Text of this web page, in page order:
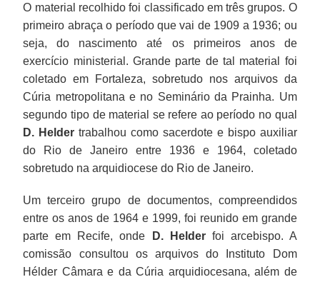
O material recolhido foi classificado em três grupos. O
primeiro abraça o período que vai de 1909 a 1936; ou
seja, do nascimento até os primeiros anos de
exercício ministerial. Grande parte de tal material foi
coletado em Fortaleza, sobretudo nos arquivos da
Cúria metropolitana e no Seminário da Prainha. Um
segundo tipo de material se refere ao período no qual
D. Helder trabalhou como sacerdote e bispo auxiliar
do Rio de Janeiro entre 1936 e 1964, coletado
sobretudo na arquidiocese do Rio de Janeiro.
Um terceiro grupo de documentos, compreendidos
entre os anos de 1964 e 1999, foi reunido em grande
parte em Recife, onde
D. Helderfoi arcebispo. A
comissão consultou os arquivos do Instituto Dom
Hélder Câmara e da Cúria arquidiocesana, além de